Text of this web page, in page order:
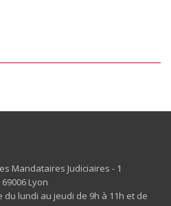
Mandataires Judiciaires - 1
Lyon
lundi au jeudi de 9h à 11h et de